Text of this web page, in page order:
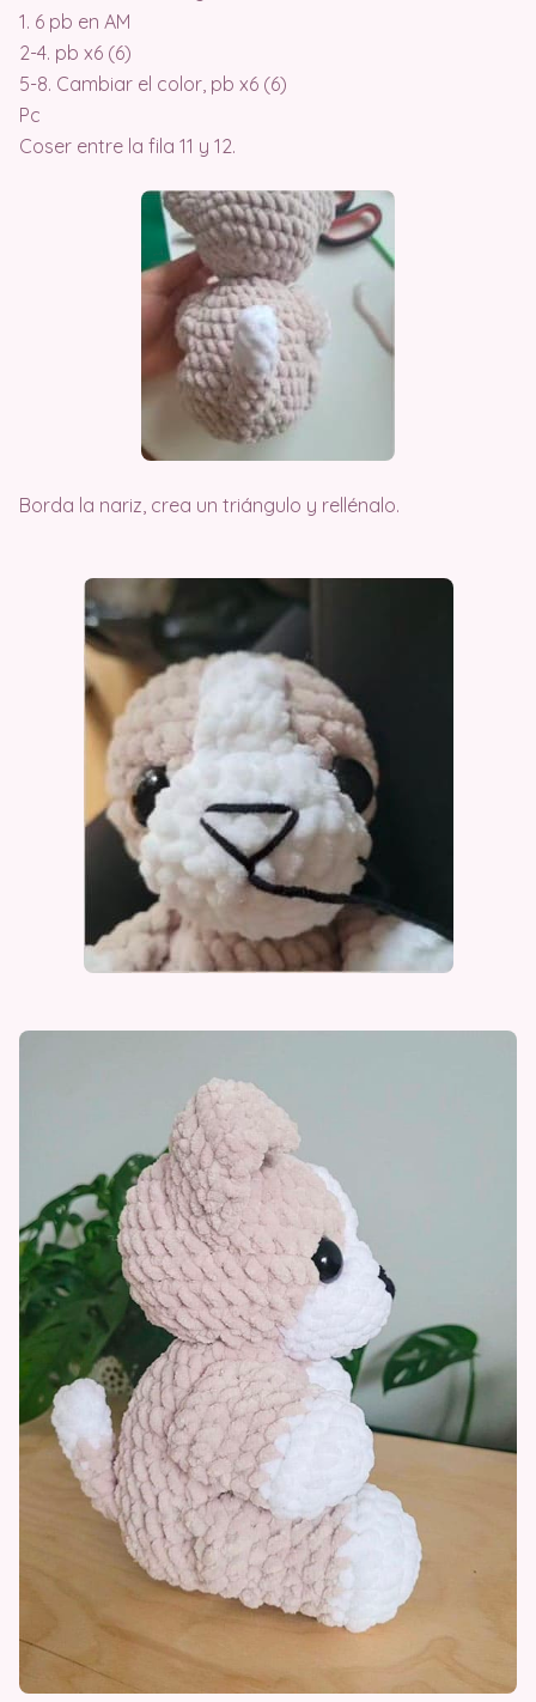
1. 6 pb en AM
2-4. pb x6 (6)
5-8. Cambiar el color, pb x6 (6)
Pc
Coser entre la fila 11 y 12.
Borda la nariz, crea un triángulo y rellénalo.